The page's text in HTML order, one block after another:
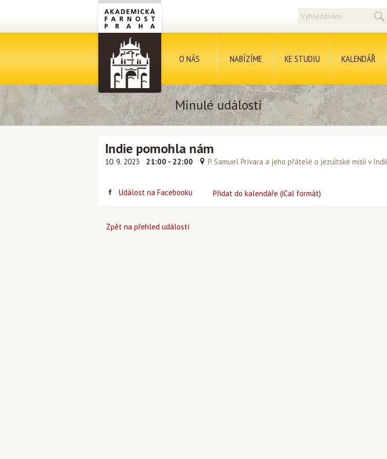
O NÁS NABÍZÍME KE STUDIU KALENDÁŘ
Minulé události
Indie pomohla nám
10. 9. 2023 21:00 - 22:00 P. Samuel Prívara a jeho přátelé o jezuitské misii v Indii
Událost na Facebooku Přidat do kalendáře (iCal formát)
Zpět na přehled událostí